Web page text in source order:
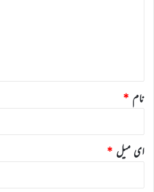
نام *
ای میل *